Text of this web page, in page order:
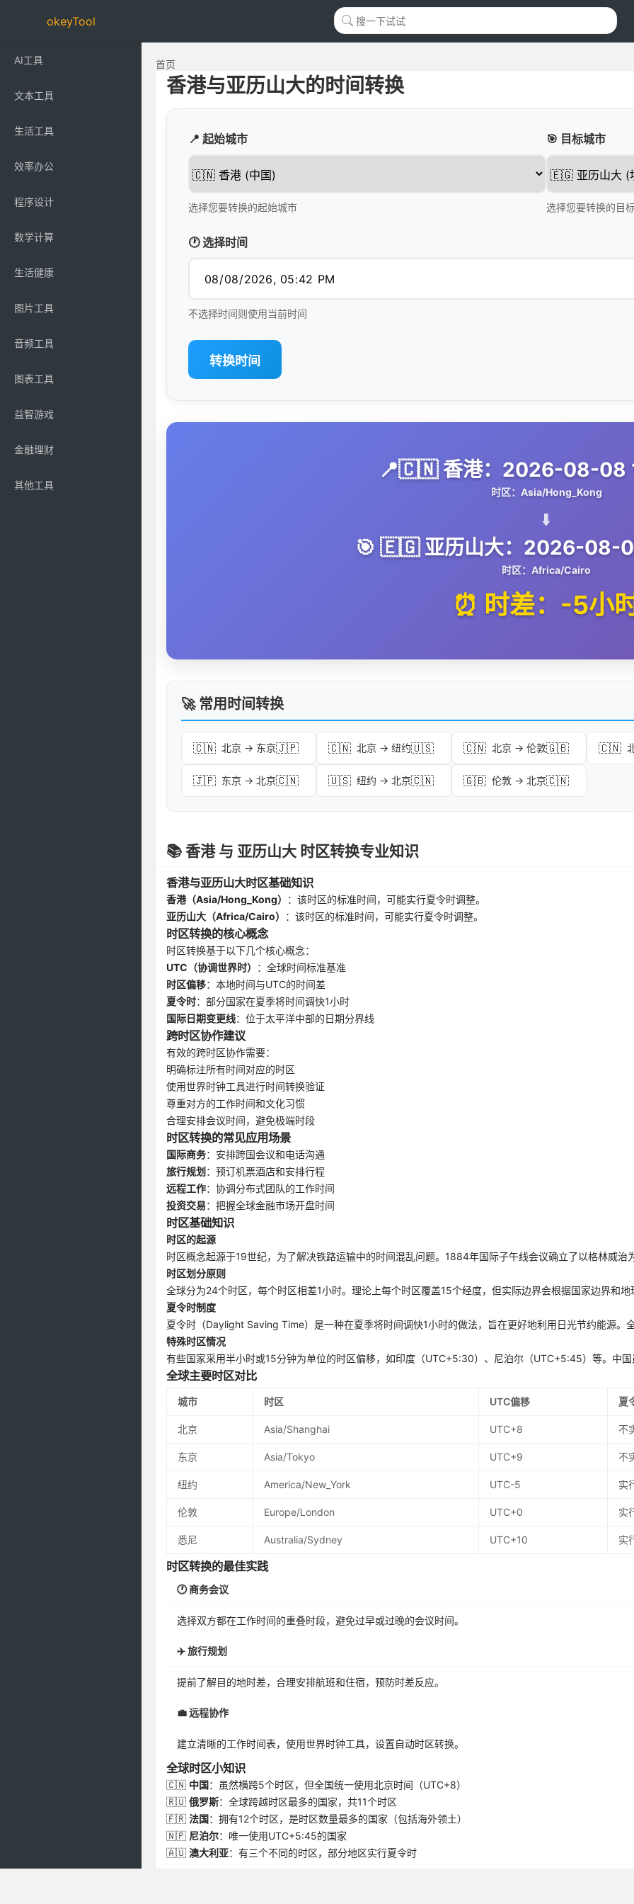
okeyTool
AI工具
文本工具
生活工具
效率办公
程序设计
数学计算
生活健康
图片工具
音频工具
图表工具
益智游戏
金融理财
其他工具
首页
香港与亚历山大的时间转换
📍 起始城市
选择您要转换的起始城市
🎯 目标城市
选择您要转换的目
🕐 选择时间
不选择时间则使用当前时间
转换时间
📍🇨🇳 香港：2026-08-08
时区：Asia/Hong_Kong
⬇️
🎯 🇪🇬 亚历山大：2026-08-
时区：Africa/Cairo
⏰ 时差：-5小
🚀 常用时间转换
🇨🇳 北京 → 东京🇯🇵 🇨🇳 北京 → 纽约🇺🇸 🇨🇳 北京 → 伦敦🇬🇧 🇨🇳
🇯🇵 东京 → 北京🇨🇳 🇺🇸 纽约 → 北京🇨🇳 🇬🇧 伦敦 → 北京🇨🇳
📚 香港 与 亚历山大 时区转换专业知识
香港与亚历山大时区基础知识
香港（Asia/Hong_Kong）
：该时区的标准时间，可能实行夏令时调整。
亚历山大（Africa/Cairo）
：该时区的标准时间，可能实行夏令时调整。
时区转换的核心概念
时区转换基于以下几个核心概念：
UTC（协调世界时）
：全球时间标准基准
时区偏移：本地时间与UTC的时间差
夏令时：部分国家在夏季将时间调快1小时
国际日期变更线：位于太平洋中部的日期分界线
跨时区协作建议
有效的跨时区协作需要：
明确标注所有时间对应的时区
使用世界时钟工具进行时间转换验证
尊重对方的工作时间和文化习惯
合理安排会议时间，避免极端时段
时区转换的常见应用场景
国际商务：安排跨国会议和电话沟通
旅行规划 ：预订机票酒店和安排行程
远程工作：协调分布式团队的工作时间
投资交易：把握全球金融市场开盘时间
时区基础知识
时区的起源
时区概念起源于19世纪，为了解决铁路运输中的时间混乱问题。1884年国际子午线会议确立了以格林威治
时区划分原则
全球分为24个时区，每个时区相差1小时。理论上每个时区覆盖15个经度，但实际边界会根据国家边界和地
夏令时制度
夏令时（Daylight Saving Time）是一种在夏季将时间调快1小时的做法，旨在更好地利用日光节约能源。
特殊时区情况
有些国家采用半小时或15分钟为单位的时区偏移，如印度（UTC+5:30）、尼泊尔（UTC+5:45）等。中国
全球主要时区对比
城市 时区 UTC偏移 夏
北京 Asia/Shanghai UTC+8 不
东京 Asia/Tokyo UTC+9 不
纽约 America/New_York UTC-5 实
伦敦 Europe/London UTC+0 实
悉尼 Australia/Sydney UTC+10 实
时区转换的最佳实践
🕐 商务会议
选择双方都在工作时间的重叠时段，避免过早或过晚的会议时间。
✈️ 旅行规划
提前了解目的地时差，合理安排航班和住宿，预防时差反应。
💼 远程协作
建立清晰的工作时间表，使用世界时钟工具，设置自动时区转换。
全球时区小知识
🇨🇳 中国：虽然横跨5个时区，但全国统一使用北京时间（UTC+8）
🇷🇺 俄罗斯：全球跨越时区最多的国家，共11个时区
🇫🇷 法国：拥有12个时区，是时区数量最多的国家（包括海外领土）
🇳🇵 尼泊尔：唯一使用UTC+5:45的国家
🇦🇺 澳大利亚：有三个不同的时区，部分地区实行夏令时